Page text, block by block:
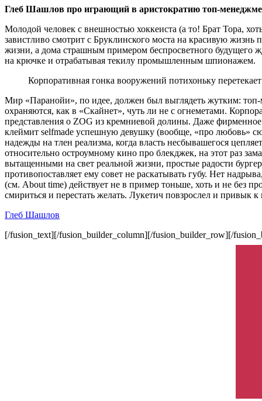
Глеб Шашлов про играющий в аристократию топ-
Молодой человек с внешностью хоккеиста (а то! Брат Тора,
завистливо смотрит с Бруклинского моста на красивую
жизни, а дома страшным примером беспросветного будущего
на крючке и отрабатывая текилу промышленным шпионажем.
Корпоративная гонка вооружений потихоньку
Мир «Паранойи», по идее, должен был выглядеть жутким: топ-
охраняются, как в «Скайнет», чуть ли не с огнеметами.
представления о ZOG из кремниевой долины. Даже фирменное
клеймит selfmade успешную девушку (вообще, «про любовь»
надежды на тлен реализма, когда власть несбывашегося
относительно остроумному кино про блекджек, на этот раз
вытащенными на свет реальной жизни, простые радости
противопоставляет ему совет не раскатывать губу. Нет
(см. About time) действует не в пример тоньше, хоть и не без
смириться и перестать желать. Лукетич повзрослел и привык
Глеб Шашлов
[/fusion_text][/fusion_builder_column][/fusion_builder_row][/